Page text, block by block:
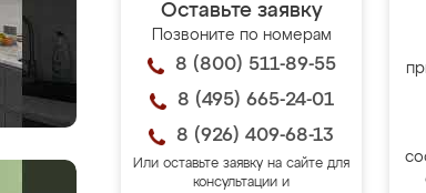
Оставьте заявку
Позвоните по номерам
8 (800) 511-89-55
8 (495) 665-24-01
8 (926) 409-68-13
Или оставьте заявку на сайте для
консультации и